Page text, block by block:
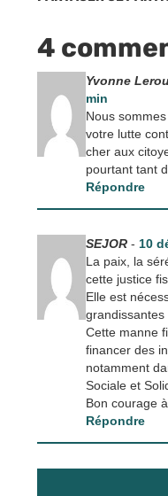
4
Yvonne
min
Nous
votre lutte
cher aux
pourtant tant
Répondre
SEJOR- 10
La paix, la
cette justice
Elle est
grandissantes
Cette manne
financer des
notamment
Sociale et
Bon courage
Répondre